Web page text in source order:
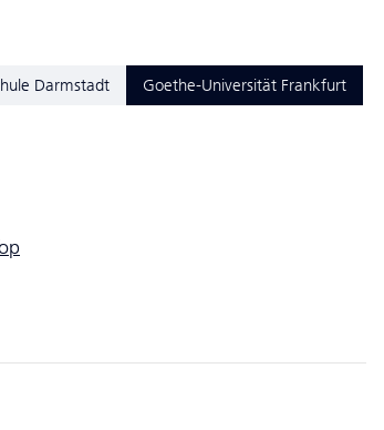
Darmstadt Goethe-Universität Frankfurt